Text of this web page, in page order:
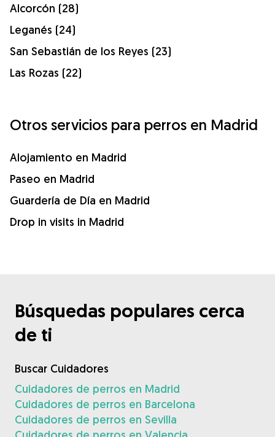
Alcorcón (28)
Leganés (24)
San Sebastián de los Reyes (23)
Las Rozas (22)
Otros servicios para perros en Madrid
Alojamiento en Madrid
Paseo en Madrid
Guardería de Día en Madrid
Drop in visits in Madrid
Búsquedas populares cerca
de ti
Buscar Cuidadores
Cuidadores de perros en Madrid
Cuidadores de perros en Barcelona
Cuidadores de perros en Sevilla